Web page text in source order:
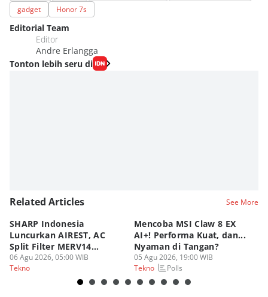
gadget
Honor 7s
Editorial Team
Editor
Andre Erlangga
Tonton lebih seru di
Related Articles See More
SHARP Indonesia
Luncurkan AIREST, AC
Split Filter MERV14
Perdana!
06 Agu 2026, 05:00 WIB
Tekno
Mencoba MSI Claw 8 EX
AI+! Performa Kuat, dan...
Nyaman di Tangan?
05 Agu 2026, 19:00 WIB
Tekno
Polls